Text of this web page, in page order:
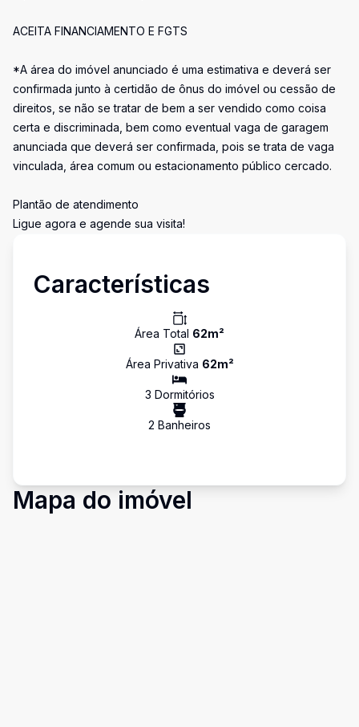
ACEITA FINANCIAMENTO E FGTS
*A área do imóvel anunciado é uma estimativa e deverá ser
confirmada junto à certidão de ônus do imóvel ou cessão de
direitos, se não se tratar de bem a ser vendido como coisa
certa e discriminada, bem como eventual vaga de garagem
anunciada que deverá ser confirmada, pois se trata de vaga
vinculada, área comum ou estacionamento público cercado.
Plantão de atendimento
Ligue agora e agende sua visita!
Características
Área Total 62m²
Área Privativa 62m²
3 Dormitórios
2 Banheiros
Mapa do imóvel